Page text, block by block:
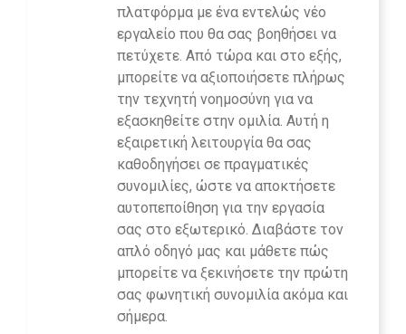
πλατφόρμα με ένα εντελώς νέο
εργαλείο που θα σας βοηθήσει να
πετύχετε. Από τώρα και στο εξής,
μπορείτε να αξιοποιήσετε πλήρως
την τεχνητή νοημοσύνη για να
εξασκηθείτε στην ομιλία. Αυτή η
εξαιρετική λειτουργία θα σας
καθοδηγήσει σε πραγματικές
συνομιλίες, ώστε να αποκτήσετε
αυτοπεποίθηση για την εργασία
σας στο εξωτερικό. Διαβάστε τον
απλό οδηγό μας και μάθετε πώς
μπορείτε να ξεκινήσετε την πρώτη
σας φωνητική συνομιλία ακόμα και
σήμερα.